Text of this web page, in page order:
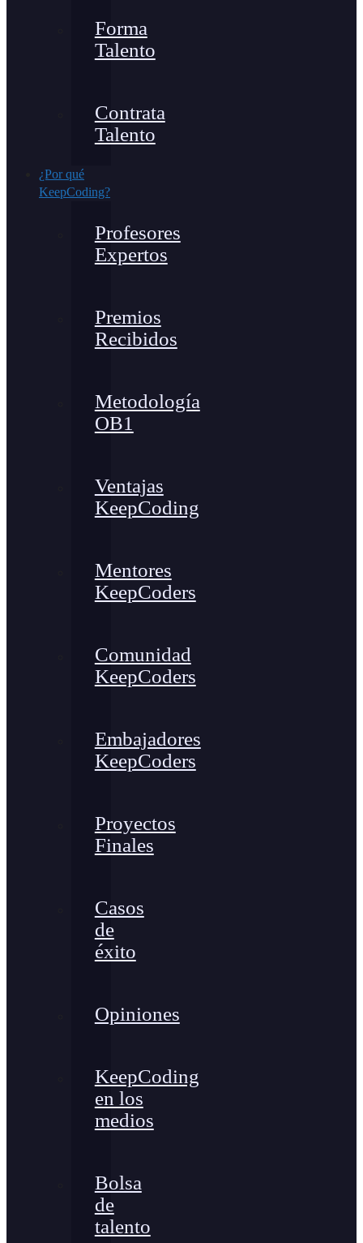
Forma
Talento
Contrata
Talento
¿Por qué
KeepCoding?
Profesores
Expertos
Premios
Recibidos
Metodología
OB1
Ventajas
KeepCoding
Mentores
KeepCoders
Comunidad
KeepCoders
Embajadores
KeepCoders
Proyectos
Finales
Casos
de
éxito
Opiniones
KeepCoding
en los
medios
Bolsa
de
talento